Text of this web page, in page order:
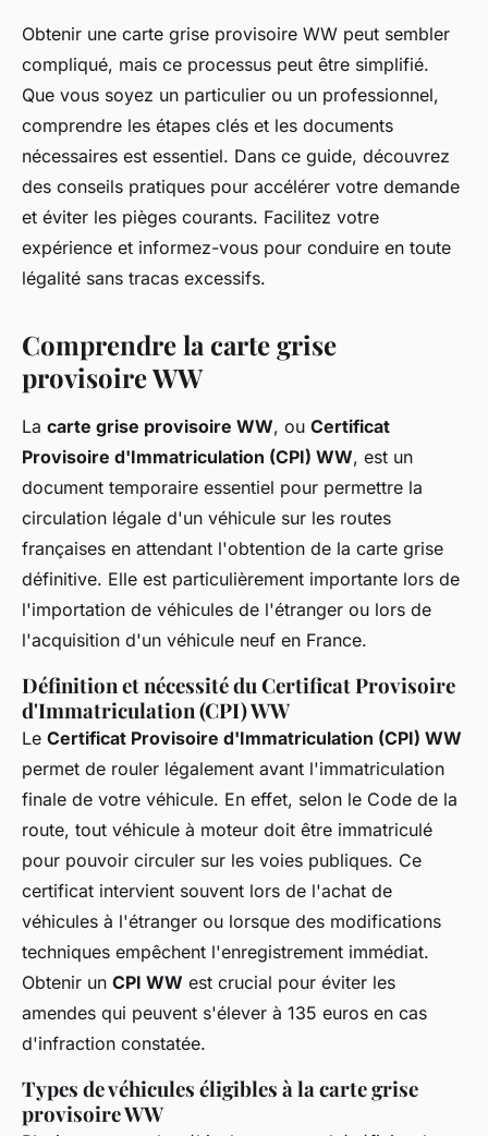
Comment obtenir une carte
grise provisoire ww facilement
?
Héloïse•11 novembre 2024• 6 min de lecture
Obtenir une carte grise provisoire WW peut sembler
compliqué, mais ce processus peut être simplifié.
Que vous soyez un particulier ou un professionnel,
comprendre les étapes clés et les documents
nécessaires est essentiel. Dans ce guide, découvrez
des conseils pratiques pour accélérer votre demande
et éviter les pièges courants. Facilitez votre
expérience et informez-vous pour conduire en toute
légalité sans tracas excessifs.
Comprendre la carte grise
provisoire WW
La carte grise provisoire WW, ou Certificat
Provisoire d'Immatriculation (CPI) WW, est un
document temporaire essentiel pour permettre la
circulation légale d'un véhicule sur les routes
françaises en attendant l'obtention de la carte grise
définitive. Elle est particulièrement importante lors de
l'importation de véhicules de l'étranger ou lors de
l'acquisition d'un véhicule neuf en France.
Définition et nécessité du Certificat Provisoire
d'Immatriculation (CPI) WW
Le Certificat Provisoire d'Immatriculation (CPI) WW
permet de rouler légalement avant l'immatriculation
finale de votre véhicule. En effet, selon le Code de la
route, tout véhicule à moteur doit être immatriculé
pour pouvoir circuler sur les voies publiques. Ce
certificat intervient souvent lors de l'achat de
véhicules à l'étranger ou lorsque des modifications
techniques empêchent l'enregistrement immédiat.
Obtenir un CPI WW est crucial pour éviter les
amendes qui peuvent s'élever à 135 euros en cas
d'infraction constatée.
Types de véhicules éligibles à la carte grise
provisoire WW